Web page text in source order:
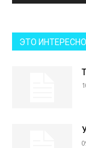
ЭТО ИНТЕРЕСНО